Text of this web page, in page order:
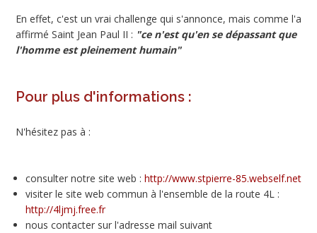
En effet, c'est un vrai challenge qui s'annonce, mais comme l'a
affirmé Saint Jean Paul II : "ce n'est qu'en se dépassant que
l'homme est pleinement humain"
Pour plus d'informations :
N'hésitez pas à :
consulter notre site web : http://www.stpierre-85.webself.net
visiter le site web commun à l'ensemble de la route 4L :
http://4ljmj.free.fr
nous contacter sur l'adresse mail suivant